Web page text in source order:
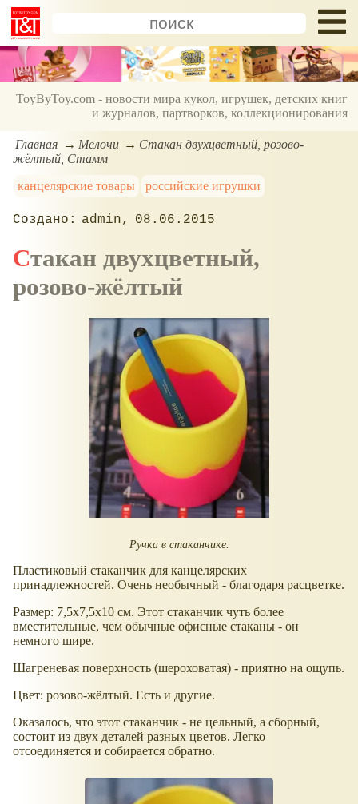
ToyByToy.com - новости мира кукол, игрушек, детских книг
и журналов, партворков, коллекционирования
Главная Мелочи
Стакан двухцветный, розово-
жёлтый, Стамм
канцелярские товары
российские игрушки
admin 08.06.2015
Стакан двухцветный,
розово-жёлтый
Ручка в стаканчике.
Пластиковый стаканчик для канцелярских
принадлежностей. Очень необычный - благодаря расцветке.
Размер: 7,5x7,5x10 см. Этот стаканчик чуть более
вместительные, чем обычные офисные стаканы - он
немного шире.
Шагреневая поверхность (шероховатая) - приятно на ощупь.
Цвет: розово-жёлтый. Есть и другие.
Оказалось, что этот стаканчик - не цельный, а сборный,
состоит из двух деталей разных цветов. Легко
отсоединяется и собирается обратно.